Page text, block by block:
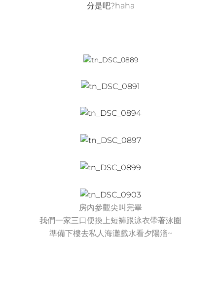
分是吧?haha
房內參觀尖叫完畢
我們一家三口便換上短褲跟泳衣帶著泳圈
準備下樓去私人海灘戲水看夕陽溜~